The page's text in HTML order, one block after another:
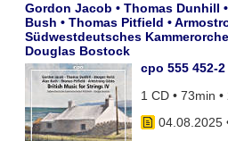
Gordon Jacob • Thomas Dunhill
Bush • Thomas Pitfield •
Südwestdeutsches
Douglas Bostock
cpo 555 452-2
1 CD • 73min •
04.08.2025